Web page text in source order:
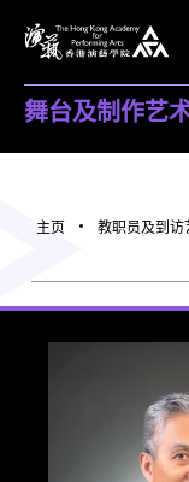
舞台及制作艺
主页 教职员及到访